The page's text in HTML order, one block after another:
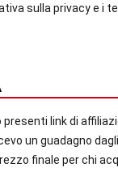
sulla privacy e i
presenti link di
un guadagno
finale per chi